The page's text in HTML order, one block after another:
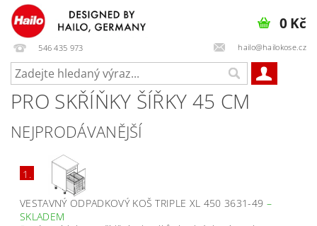
546 435 973 hailo@hailokose.cz
0 Kč
PRO SKŘÍŇKY ŠÍŘKY 45 CM
NEJPRODÁVANĚJŠÍ
1.
VESTAVNÝ ODPADKOVÝ KOŠ TRIPLE XL 450 3631-49 –
SKLADEM